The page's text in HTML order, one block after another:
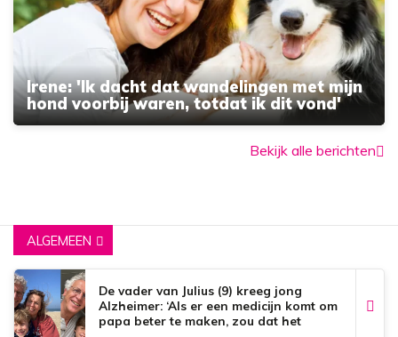
Irene: 'Ik dacht dat wandelingen met mijn
hond voorbij waren, totdat ik dit vond'
Bekijk alle berichten
ALGEMEEN
De vader van Julius (9) kreeg jong
Alzheimer: ‘Als er een medicijn komt om
papa beter te maken, zou dat het